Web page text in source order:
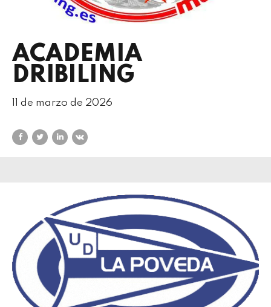
ACADEMIA
DRIBILING
11 de marzo de 2026